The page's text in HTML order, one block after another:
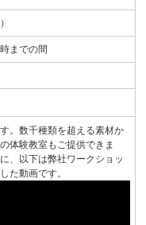
までの間
。数千種類を超える素材か
体験教室もご提供できま
、以下は弊社ワークショッ
た動画です。